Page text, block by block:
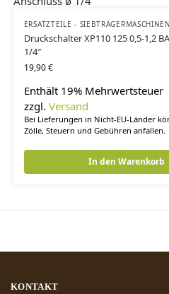
ERSATZTEILE - SIEBTRÄGERMASCHINEN
Druckschalter XP110 125 0,5-1,2
1/4″
19,90€
Enthält 19% Mehrwertsteuer
zzgl. Versand
Bei Lieferungen in Nicht-EU-Länder
Zölle, Steuern und Gebühren anfallen.
In den Warenkorb
KONTAKT